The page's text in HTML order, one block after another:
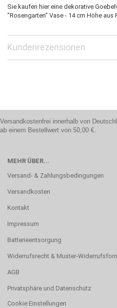
Sie kaufen hier eine dekorative
"Rosengarten" Vase - 14 cm Höhe aus
Kundenrezensionen
Versandkostenfrei innerhalb von
ab einem Bestellwert von 50,00 €.
MEHR ÜBER...
Versand- & Zahlungsbedingungen
Versandkosten
Kontakt
Impressum
Batterieentsorgung
Widerrufsrecht & Muster-
AGB
Privatsphäre und Datenschutz
Cookie Einstellungen